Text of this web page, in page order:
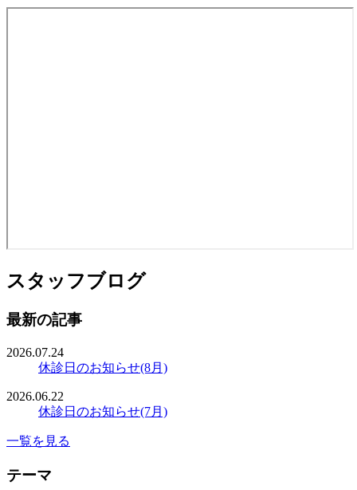
スタッフブログ
最新の記事
2026.07.24
休診日のお知らせ(8月)
2026.06.22
休診日のお知らせ(7月)
一覧を見る
テーマ